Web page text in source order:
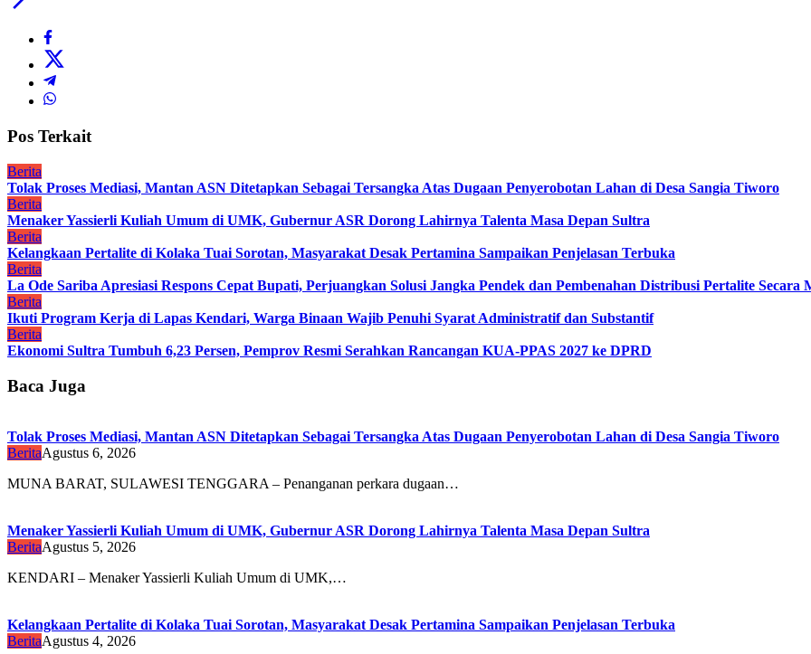
Pos Terkait
Berita
Tolak Proses Mediasi, Mantan ASN Ditetapkan Sebagai Tersangka Atas Dugaan Penyerobotan Lahan di Desa Sangia Tiworo
Berita
Menaker Yassierli Kuliah Umum di UMK, Gubernur ASR Dorong Lahirnya Talenta Masa Depan Sultra
Berita
Kelangkaan Pertalite di Kolaka Tuai Sorotan, Masyarakat Desak Pertamina Sampaikan Penjelasan Terbuka
Berita
La Ode Sariba Apresiasi Respons Cepat Bupati, Perjuangkan Solusi Jangka Pendek dan Pembenahan Distribusi Pertalite Secara
Berita
Ikuti Program Kerja di Lapas Kendari, Warga Binaan Wajib Penuhi Syarat Administratif dan Substantif
Berita
Ekonomi Sultra Tumbuh 6,23 Persen, Pemprov Resmi Serahkan Rancangan KUA-PPAS 2027 ke DPRD
Baca Juga
Tolak Proses Mediasi, Mantan ASN Ditetapkan Sebagai Tersangka Atas Dugaan Penyerobotan Lahan di Desa Sangia Tiworo
BeritaAgustus 6, 2026
MUNA BARAT, SULAWESI TENGGARA – Penanganan perkara dugaan…
Menaker Yassierli Kuliah Umum di UMK, Gubernur ASR Dorong Lahirnya Talenta Masa Depan Sultra
BeritaAgustus 5, 2026
KENDARI – Menaker Yassierli Kuliah Umum di UMK,…
Kelangkaan Pertalite di Kolaka Tuai Sorotan, Masyarakat Desak Pertamina Sampaikan Penjelasan Terbuka
BeritaAgustus 4, 2026